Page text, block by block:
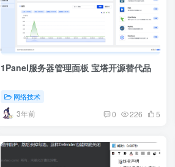
1Panel服务器管理面板 宝塔开源替代品
网络技术
3年前 0 226 5